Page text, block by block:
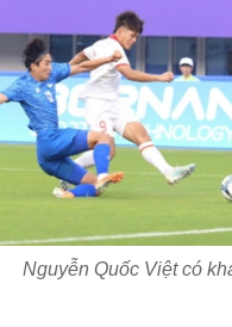
Nguyễn Quốc Việt có